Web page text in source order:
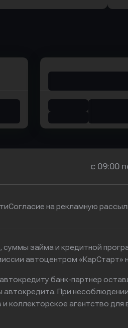
с 09:00
Согласие на рекламную
суммы займа и кредитной
автоцентром «КарСтарт»
банк-партнер
При
коллекторское агентство для